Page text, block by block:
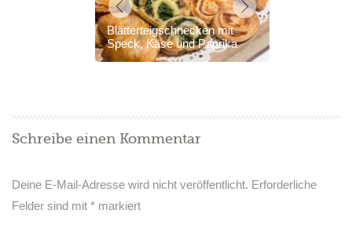
Blätterteigschnecken mit
Speck, Käse und Paprika
Schreibe einen Kommentar
Deine E-Mail-Adresse wird nicht veröffentlicht. Erforderliche
Felder sind mit* markiert